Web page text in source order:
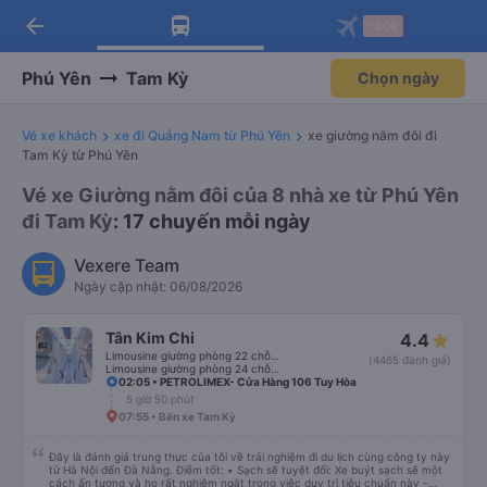
Tải app Vexere ngay!
Nhận ưu đãi thành viên độc
Mở app
Tải app Vexere
-30k/ghế khi đặt vé máy bay qua
Mở app
arrow_back
Phú Yên Tam Kỳ Chọn ngày
Vé xe khách xe đi Quảng Nam từ Phú Yên
xe giường nằm đôi đi
Tam Kỳ từ Phú Yên
Vé xe Giường nằm đôi của 8 nhà xe từ Phú Yên
đi Tam Kỳ: 17 chuyến mỗi ngày
Vexere Team
Ngày cập nhật: 06/08/2026
Tân Kim Chi 4.4
(4465 đánh giá)
02:05 • PETROLIMEX- Cửa Hàng 106 Tuy Hòa
5 giờ 50 phút
07:55 • Bến xe Tam Kỳ
Đây là đánh giá trung thực của tôi về trải nghiệm đi du lịch cùng công ty này
từ Hà Nội đến Đà Nẵng. Điểm tốt: • Sạch sẽ tuyệt đối: Xe buýt sạch sẽ một
cách ấn tượng và họ rất nghiêm ngặt trong việc duy trì tiêu chuẩn này -